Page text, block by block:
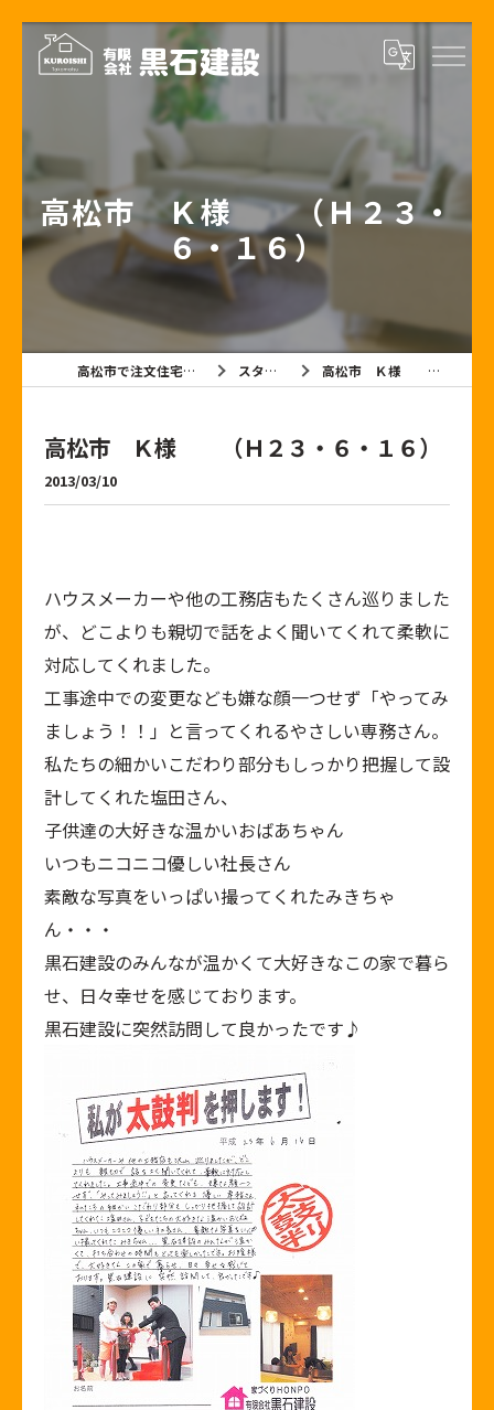
高松市 Ｋ様 （Ｈ２３・
６・１６）
高松市で注文住宅なら有限会社黒石建設 スタッフブログ 高松市 Ｋ様 （Ｈ２３・６・１６）
高松市 Ｋ様 （Ｈ２３・６・１６）
2013/03/10
ハウスメーカーや他の工務店もたくさん巡りました
が、どこよりも親切で話をよく聞いてくれて柔軟に
対応してくれました。
工事途中での変更なども嫌な顔一つせず「やってみ
ましょう！！」と言ってくれるやさしい専務さん。
私たちの細かいこだわり部分もしっかり把握して設
計してくれた塩田さん、
子供達の大好きな温かいおばあちゃん
いつもニコニコ優しい社長さん
素敵な写真をいっぱい撮ってくれたみきちゃ
ん・・・
黒石建設のみんなが温かくて大好きなこの家で暮ら
せ、日々幸せを感じております。
黒石建設に突然訪問して良かったです♪